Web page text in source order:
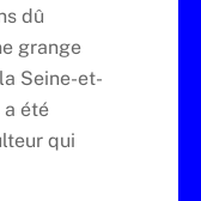
dû
grange
Seine-et-
a été
qui